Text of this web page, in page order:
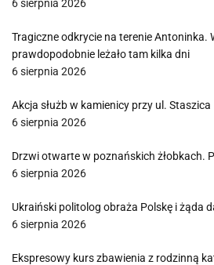
6 sierpnia 2026
Tragiczne odkrycie na terenie Antoninka.
prawdopodobnie leżało tam kilka dni
6 sierpnia 2026
Akcja służb w kamienicy przy ul. Staszica
6 sierpnia 2026
Drzwi otwarte w poznańskich żłobkach.
6 sierpnia 2026
Ukraiński politolog obraża Polskę i żąda
6 sierpnia 2026
Ekspresowy kurs zbawienia z rodzinną